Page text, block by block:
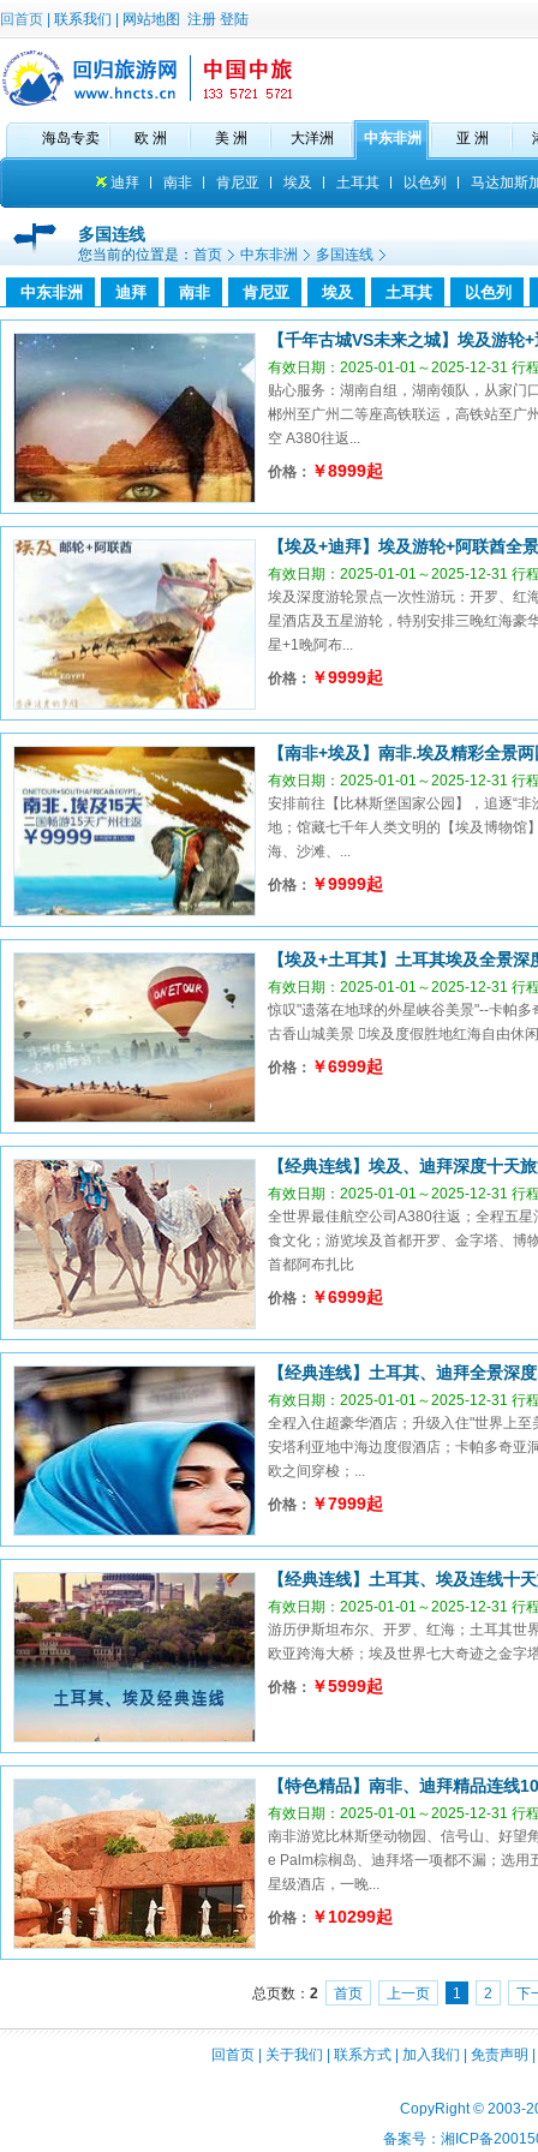
回首页 联系我们 网站地图 注册 登陆
海岛专卖 欧 洲 美 洲 大洋洲 中东非洲
迪拜 南非 肯尼亚 埃及 土耳其 以色列 马达加斯
亚 洲
多国连线
您当前的位置是： 首页 中东非洲 多国连线
中东非洲 迪拜 南非 肯尼亚 埃及 土耳其 以色列
【千年古城VS未来之城】埃及游轮
有效日期：2025-01-01～2025-12-31 行
贴心服务：湖南自组，湖南领队，从家门
郴州至广州二等座高铁联运，高铁站至广
空 A380往返...
价格： ￥8999起
【埃及+迪拜】埃及游轮+阿联酋全
有效日期：2025-01-01～2025-12-31 行
埃及深度游轮景点一次性游玩：开罗、红
星酒店及五星游轮，特别安排三晚红海豪
星+1晚阿布...
价格： ￥9999起
【南非+埃及】南非.埃及精彩全景
有效日期：2025-01-01～2025-12-31 行
安排前往【比林斯堡国家公园】，追逐“
地；馆藏七千年人类文明的【埃及博物馆
海、沙滩、...
价格： ￥9999起
【埃及+土耳其】土耳其埃及全景深
有效日期：2025-01-01～2025-12-31 行
惊叹"遗落在地球的外星峡谷美景"--卡帕
古香山城美景 埃及度假胜地红海自由休
价格： ￥6999起
【经典连线】埃及、迪拜深度十天
有效日期：2025-01-01～2025-12-31 行
全世界最佳航空公司A380往返；全程五
食文化；游览埃及首都开罗、金字塔、
首都阿布扎比
价格： ￥6999起
【经典连线】土耳其、迪拜全景深
有效日期：2025-01-01～2025-12-31 行
全程入住超豪华酒店；升级入住"世界上
安塔利亚地中海边度假酒店；卡帕多奇亚
欧之间穿梭；...
价格： ￥7999起
【经典连线】土耳其、埃及连线十
有效日期：2025-01-01～2025-12-31 行
游历伊斯坦布尔、开罗、红海；土耳其世
欧亚跨海大桥；埃及世界七大奇迹之金字
价格： ￥5999起
【特色精品】南非、迪拜精品连线
有效日期：2025-01-01～2025-12-31 行
南非游览比林斯堡动物园、信号山、好望
e Palm棕榈岛、迪拜塔一项都不漏；选
星级酒店，一晚...
价格： ￥10299起
总页数： 2 首页 上一页 1 2 下
回首页| 关于我们 联系方式| 加入我们 免责声明
CopyRight © 2003-
备案号：湘ICP备